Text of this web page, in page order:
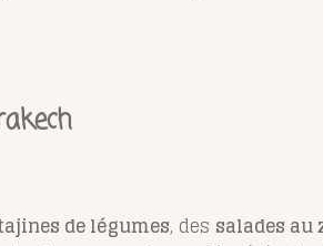
de légumes, des salades